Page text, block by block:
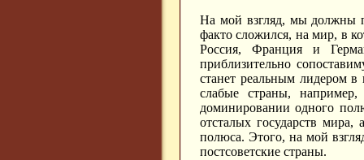
На мой взгляд, мы должны
факто сложился, на мир, в
Россия, Франция и
приблизительно
станет реальным лидером в
слабые страны,
доминировании одного
отсталых государств мира,
полюса. Этого, на мой
постсоветские страны.